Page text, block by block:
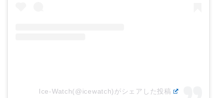
Ice-Watch(@icewatch)がシェアした投稿